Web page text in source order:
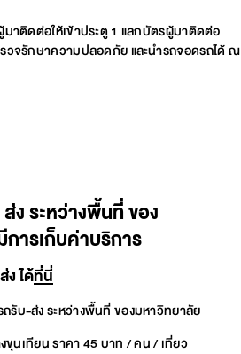
าติดต่อให้เข้าประตู 1 แลกบัตรผู้มาติดต่อ
จรักษาความปลอดภัย และนำรถจอดรถได้ ณ
ง ระหว่างพื้นที่ ของ
ารเก็บค่าบริการ
ได้ที่นี่
บ-ส่ง ระหว่างพื้นที่ ของมหาวิทยาลัย
นเทียน ราคา 45 บาท / คน / เที่ยว